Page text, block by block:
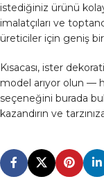
istediğiniz ürünü
imalatçıları ve
üreticiler için geniş
Kısacası, ister
model arıyor olun —
seçeneğini burada
kazandırın ve